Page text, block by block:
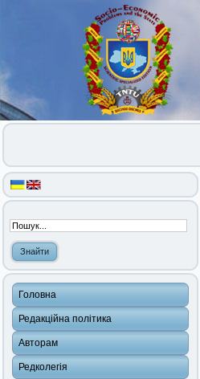
Головна
Редакційна політика
Авторам
Редколегія